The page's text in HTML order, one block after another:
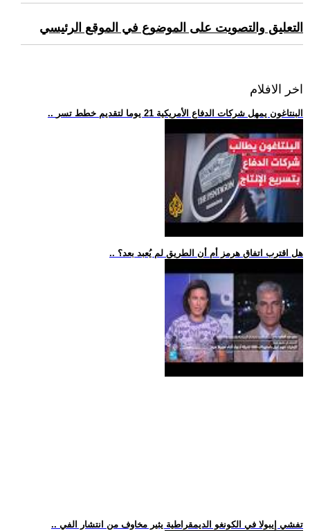
التعليق والتصويت على الموضوع في الموقع الرئيسي
اخر الافلام
.. البنتاغون يمهل شركات الدفاع الأمريكية 21 يوما لتقديم خطط تسر
.. هل اقترب اتفاق هرمز أم أن الطريق لم يُعبد بعد؟
.. تفشي إيبولا في الكونغو الديمقراطية يثير مخاوف من انتشار الفي